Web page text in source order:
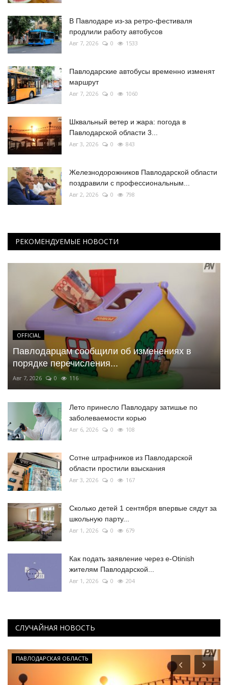
В Павлодаре из-за ретро-фестиваля
продлили работу автобусов
Авг 7, 2026 0 1533
Павлодарские автобусы временно изменят
маршрут
Авг 7, 2026 0 1060
Шквальный ветер и жара: погода в
Павлодарской области 3...
Авг 3, 2026 0 843
Железнодорожников Павлодарской области
поздравили с профессиональным...
Авг 2, 2026 0 798
РЕКОМЕНДУЕМЫЕ НОВОСТИ
OFFICIAL
Павлодарцам сообщили об изменениях в
порядке перечисления...
Авг 7, 2026 0 116
Лето принесло Павлодару затишье по
заболеваемости корью
Авг 6, 2026 0 108
Сотне штрафников из Павлодарской
области простили взыскания
Авг 3, 2026 0 167
Сколько детей 1 сентября впервые сядут за
школьную парту...
Авг 1, 2026 0 679
Как подать заявление через e-Otinish
жителям Павлодарской...
Авг 1, 2026 0 204
СЛУЧАЙНАЯ НОВОСТЬ
ПАВЛОДАРСКАЯ ОБЛАСТЬ